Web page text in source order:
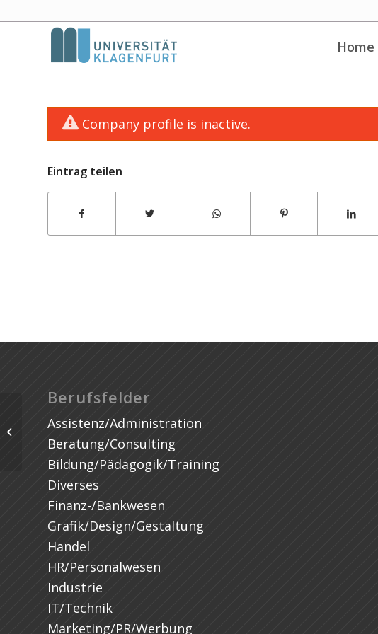
Home
Company profile is inactive.
Eintrag teilen
Berufsfelder
Assistenz/Administration
Beratung/Consulting
Bildung/Pädagogik/Training
Diverses
Finanz-/Bankwesen
Grafik/Design/Gestaltung
Handel
HR/Personalwesen
Industrie
IT/Technik
Marketing/PR/Werbung